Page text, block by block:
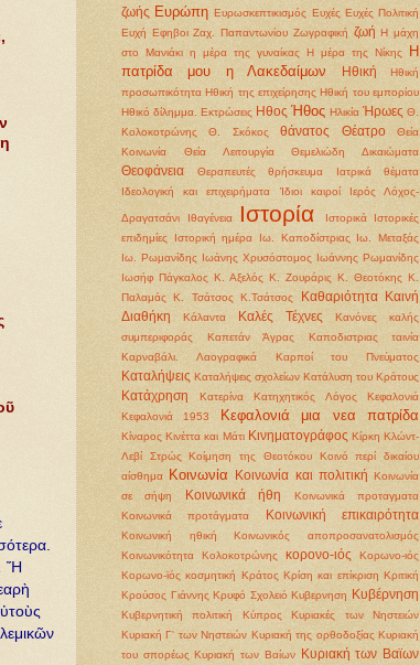
Ἤ
ζωής Ευρώπη Ευρωσκεπτικισμός Ευχές Ευχές Πολιτική
Ευχή Εφηβοι Ζαχ. Παπαντωνίου Ζωγραφική ζωή Η μάχη
στο Μανιάκι η μέρα της γυναίκας Η μέρα της Νίκης
Η
πατρίδα μου η Λακεδαίμων
Ηθική
Ηθική
προσωπικότητα Ηθική της επιχείρησης Ηθική του εμπορίου
Ηθικό δίλημμα. Εκτρώσεις Ηθος Ήθος Ηλικία Ήρωες Θ.
Κολοκοτρώνης
Θ. Σκόκος θάνατος Θέατρο
Θεία
Κοινωνία
Θεία Λειτουργία Θεμελιώδη Δικαιώματα
Θεοφάνεια Θεραπευτές θρήσκευμα
Ιατρικά θέματα
Ιδεολογική και επιχειρήματα
Ίδιοι καιροί Ιερός Λόχος-
Δραγατσάνι Ιθαγένεια Ιστορία Ιστορικά
Ιστορικές
επιδημίες
Ιστορική ημέρα Ιω. Καποδίστριας
Ιω. Μεταξάς
Ιω. Ρωμανίδης Ιωάνης Χρυσόστομος Ιωάννης Ρωμανίδης
Ιωσήφ Πάγκαλος Κ. Αξελός Κ. Ζουράρις Κ. Θεοτόκης Κ.
Παλαμάς Κ. Τσάτσος Κ.Τσάτσος Καθαριότητα
Καινή
Διαθήκη
Κάλαντα Καλές Τέχνες
Κανόνες καλής
συμπεριφοράς
Καπετάν Άγρας
Καποδιστριας ταινία
Καρναβάλι. Λαογραφικά
Καρποί του Πνεύματος
Καταλήψεις Καταλήψεις σχολείων Κατάλυση του Κράτους
Κατάχρηση Κατερίνα Κατηχητικός Λόγος
Κεφαλονιά
Κεφαλονιά 1953
Κεφαλονιά μια νεα πατρίδα
Κίναρος Κινέττα και Μάτι Κινηματογράφος Κίρκη Κλώντ-
Λεβί Στρώς
Κοίμηση της Θεοτόκου
Κοινό περί δικαίου
αίσθημα
Κοινωνία Κοινωνία και πολιτική Κοινωνία
σε σήψη
Κοινωνικά ήθη
Κοινωνικά προταγματα
Κοινωνικά προτάγματα
Κοινωνική επικαιρότητα
Κοινωνική ηθική
Κοινωνικός αποπροσανατολισμός
Κοινωνικότητα
Κολοκοτρώνης κορονο-ιός
Κορωνο-ιός
Κορωνο-ϊός κοσμητική Κράτος Κρίση και επίκριση Κριτική
Κρούσος Γιάννης Κρυφό Σχολειό Κυβερνηση Κυβέρνηση
Κυβερνητική πολιτική Κύπρος
Κυριακές των Νηστειών
Κυριακή Γ' των Νηστειών Κυριακή της ορθοδοξίας Κυριακή
του σπορέως Κυριακή των Βαίων Κυριακή των Βαϊων